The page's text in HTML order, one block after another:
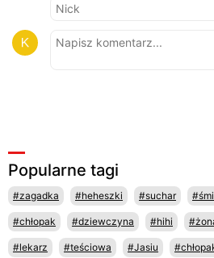
Popularne tagi
#zagadka #heheszki #suchar
#chłopak #dziewczyna #hihi
#lekarz #teściowa #Jasiu